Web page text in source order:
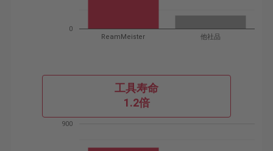
ReamMeister 他社品
0
工具寿命
1.2倍
900